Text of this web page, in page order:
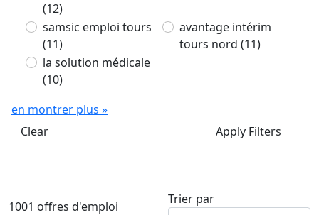
(12)
samsic emploi tours
(11)
avantage intérim
tours nord (11)
la solution médicale
(10)
en montrer plus »
Clear
Apply Filters
1001 offres d'emploi Trier par